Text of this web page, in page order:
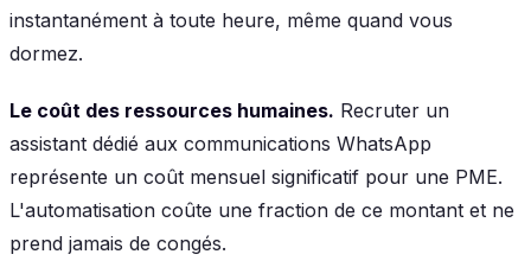
instantanément à toute heure, même quand vous
dormez.
Le coût des ressources humaines. Recruter un
assistant dédié aux communications WhatsApp
représente un coût mensuel significatif pour une PME.
L'automatisation coûte une fraction de ce montant et ne
prend jamais de congés.